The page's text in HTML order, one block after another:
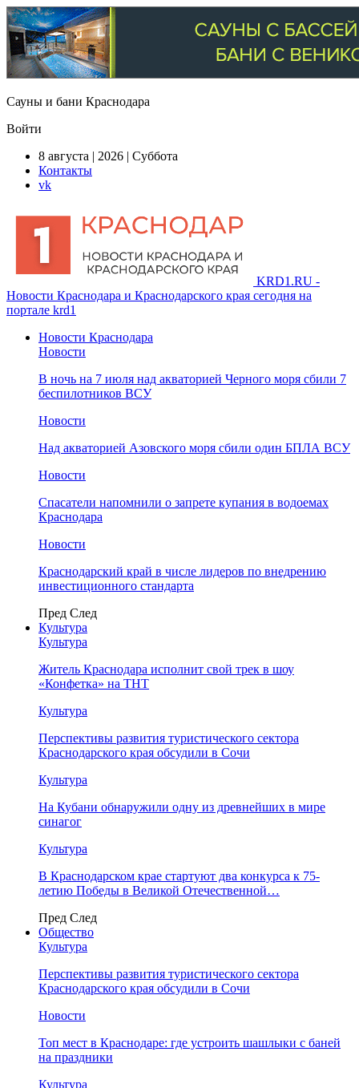
Сауны и бани Краснодара
Войти
8 августа | 2026 | Суббота
Контакты
vk
KRD1.RU -
Новости Краснодара и Краснодарского края сегодня на
портале krd1
Новости Краснодара
Новости
В ночь на 7 июля над акваторией Черного моря сбили 7
беспилотников ВСУ
Новости
Над акваторией Азовского моря сбили один БПЛА ВСУ
Новости
Спасатели напомнили о запрете купания в водоемах
Краснодара
Новости
Краснодарский край в числе лидеров по внедрению
инвестиционного стандарта
Пред След
Культура
Культура
Житель Краснодара исполнит свой трек в шоу
«Конфетка» на ТНТ
Культура
Перспективы развития туристического сектора
Краснодарского края обсудили в Сочи
Культура
На Кубани обнаружили одну из древнейших в мире
синагог
Культура
В Краснодарском крае стартуют два конкурса к 75-
летию Победы в Великой Отечественной…
Пред След
Общество
Культура
Перспективы развития туристического сектора
Краснодарского края обсудили в Сочи
Новости
Топ мест в Краснодаре: где устроить шашлыки с баней
на праздники
Культура